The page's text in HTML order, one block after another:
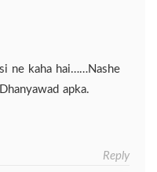
ne kaha hai……Nashe
apka.
Reply